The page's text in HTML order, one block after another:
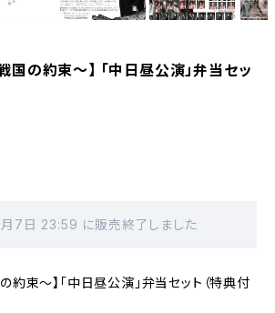
国の約束〜】 「中日昼公演」弁当セッ
7日 23:59 に販売終了しました
約束〜】「中日昼公演」弁当セット（特典付